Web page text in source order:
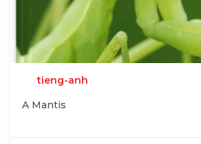
tieng-anh
A Mantis